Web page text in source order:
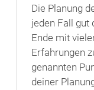
Die Planung
jeden Fall gut
Ende mit
Erfahrungen
genannten
deiner